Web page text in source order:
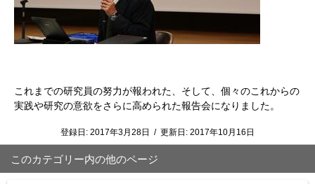
これまでの研究員の努力が報われた、そして、個々のこれからの
実践や研究の意欲をさらに高められた報告会になりました。
登録日: 2017年3月28日 / 更新日: 2017年10月16日
このカテゴリー内の他のページ